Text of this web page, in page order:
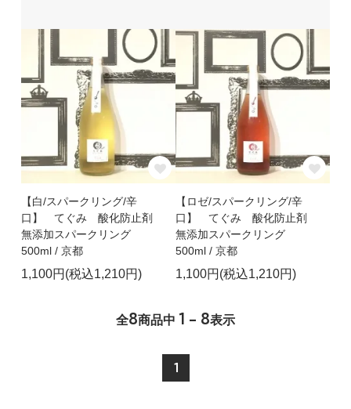
【白/スパークリング/辛
口】 てぐみ 酸化防止剤
無添加スパークリング
500ml / 京都
1,100円(税込1,210円)
【ロゼ/スパークリング/辛
口】 てぐみ 酸化防止剤
無添加スパークリング
500ml / 京都
1,100円(税込1,210円)
全8商品中 1 - 8表示
1